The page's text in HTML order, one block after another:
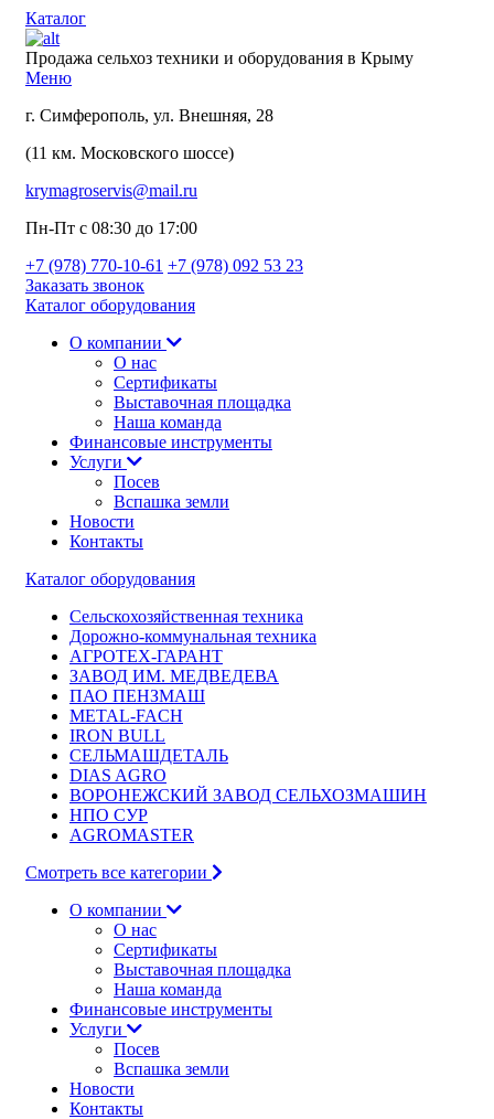
Каталог
Продажа сельхоз техники и оборудования в Крыму
Меню
г. Симферополь, ул. Внешняя, 28
(11 км. Московского шоссе)
krymagroservis@mail.ru
Пн-Пт с 08:30 до 17:00
+7 (978) 770-10-61 +7 (978) 092 53 23
Заказать звонок
Каталог оборудования
О компании
О нас
Сертификаты
Выставочная площадка
Наша команда
Финансовые инструменты
Услуги
Посев
Вспашка земли
Новости
Контакты
Каталог оборудования
Сельскохозяйственная техника
Дорожно-коммунальная техника
АГРОТЕХ-ГАРАНТ
ЗАВОД ИМ. МЕДВЕДЕВА
ПАО ПЕНЗМАШ
METAL-FACH
IRON BULL
СЕЛЬМАШДЕТАЛЬ
DIAS AGRO
ВОРОНЕЖСКИЙ ЗАВОД СЕЛЬХОЗМАШИН
НПО СУР
AGROMASTER
Смотреть все категории
О компании
О нас
Сертификаты
Выставочная площадка
Наша команда
Финансовые инструменты
Услуги
Посев
Вспашка земли
Новости
Контакты